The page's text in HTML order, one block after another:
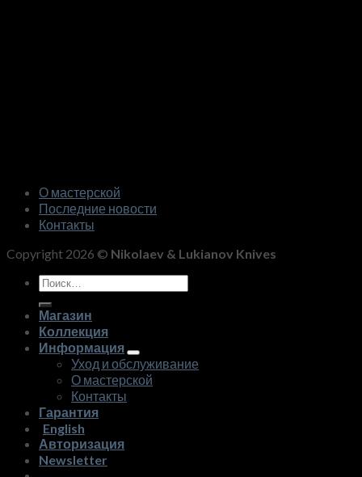
О мастерской
Последние новости
Контакты
Copyright 2026 © Nikolaev & Lukianov Knives
Искать:
Магазин
Коллекция
Информация
Уход и обслуживание
О мастерской
Контакты
Гарантия
English
Авторизация
Newsletter